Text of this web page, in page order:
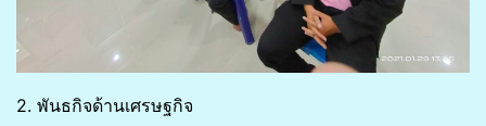
2. พันธกิจด้านเศรษฐกิจ